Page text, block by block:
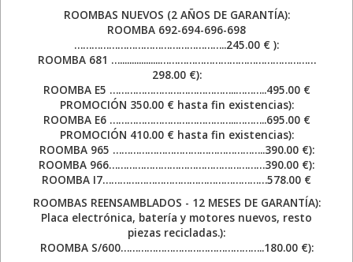
ROOMBAS NUEVOS (2 AÑOS DE GARANTÍA):
ROOMBA 692-694-696-698
……………………………………………..245.00 € ):
ROOMBA 681 ….................………………………………………………
298.00 €):
ROOMBA E5 ……………………………………..………..495.00 €
PROMOCIÓN 350.00 € hasta fin existencias):
ROOMBA E6 ……………………………………..………..695.00 €
PROMOCIÓN 410.00 € hasta fin existencias):
ROOMBA 965 ……………………………………………..390.00 €):
ROOMBA 966………………………………………………390.00 €):
ROOMBA I7…………………………………………………578.00 €
ROOMBAS REENSAMBLADOS - 12 MESES DE GARANTÍA):
Placa electrónica, batería y motores nuevos, resto
piezas recicladas.):
ROOMBA S/600…………………………………………..180.00 €):